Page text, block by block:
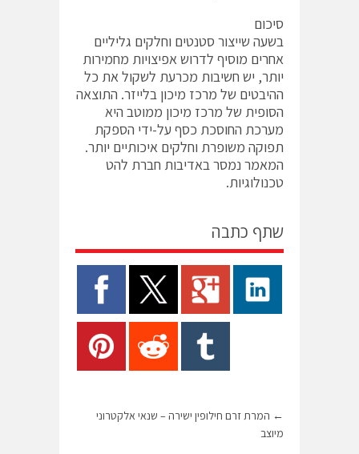
סיכום
בשעה שייצור סטנטים וחלקים גליליים
אחרים מוסיף לדרוש אפיצויות מחמירות
יותר, יש חשיבות מכרעת לשקול את כל
ההיבטים של מרכז מיכון בלייזר. התוצאה
הסופית של מרכז מיכון ממוטב היא
מערכת החוסכת כסף על-ידי הספקת
תפוקה משופרת וחלקים איכותיים יותר.
המאמר נמסר באדיבות חברת להט
טכנולוגיות.
שתף כתבה
← המרת זרם חילופין ישירה – שנאי אלקטרוני
מיוצב